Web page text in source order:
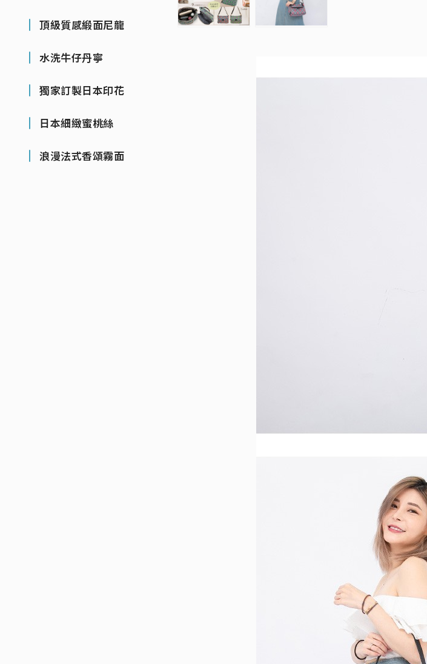
頂級質感緞面尼龍
水洗牛仔丹寧
獨家訂製日本印花
日本細緻蜜桃絲
浪漫法式香頌霧面